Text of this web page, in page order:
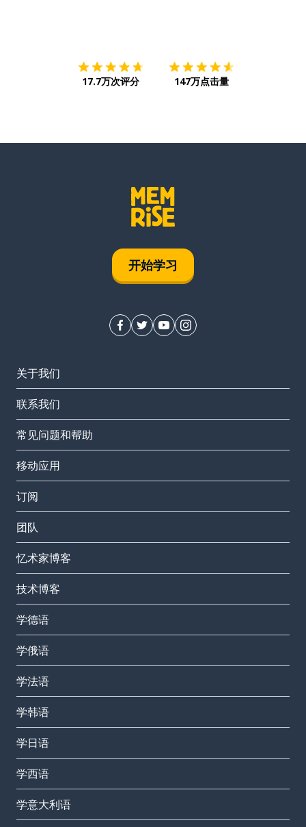
17.7万次评分 147万点击量
开始学习
关于我们
联系我们
常见问题和帮助
移动应用
订阅
团队
忆术家博客
技术博客
学德语
学俄语
学法语
学韩语
学日语
学西语
学意大利语